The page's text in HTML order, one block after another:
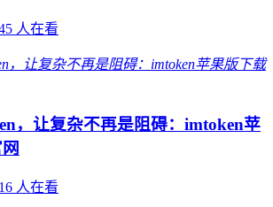
人在看
，让复杂不再是阻碍：imtoken苹
人在看